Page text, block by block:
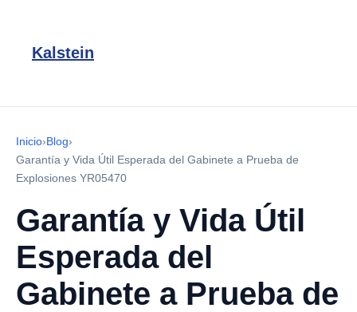
Kalstein
Inicio›Blog›
Garantía y Vida Útil Esperada del Gabinete a Prueba de
Explosiones YR05470
Garantía y Vida Útil
Esperada del
Gabinete a Prueba de